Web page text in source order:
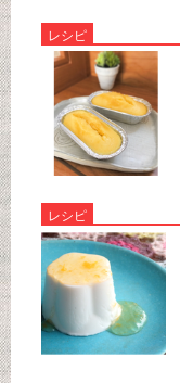
レシピ
レシピ